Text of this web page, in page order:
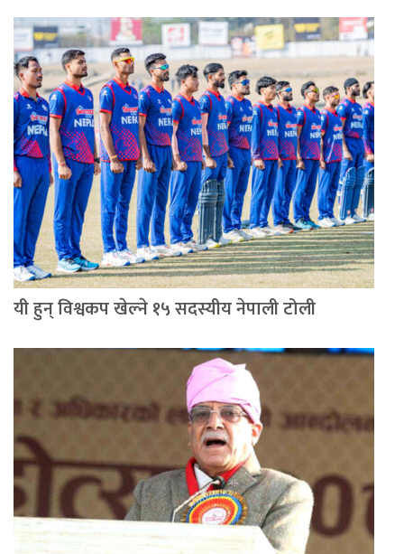
यी हुन् विश्वकप खेल्ने १५ सदस्यीय नेपाली टोली